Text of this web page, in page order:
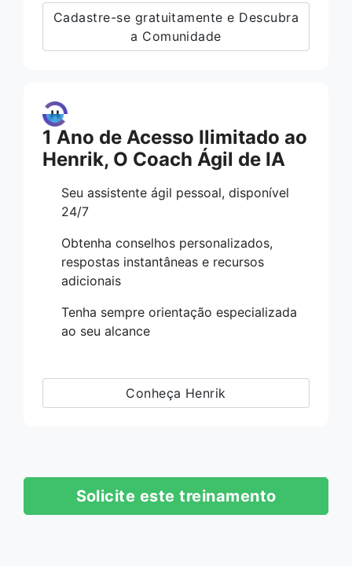
Cadastre-se gratuitamente e Descubra
a Comunidade
1 Ano de Acesso Ilimitado ao
Henrik, O Coach Ágil de IA
Seu assistente ágil pessoal, disponível
24/7
Obtenha conselhos personalizados,
respostas instantâneas e recursos
adicionais
Tenha sempre orientação especializada
ao seu alcance
Conheça Henrik
Solicite este treinamento